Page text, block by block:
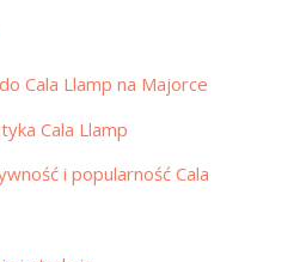
Cala Llamp na Majorce
Cala Llamp
i popularność Cala